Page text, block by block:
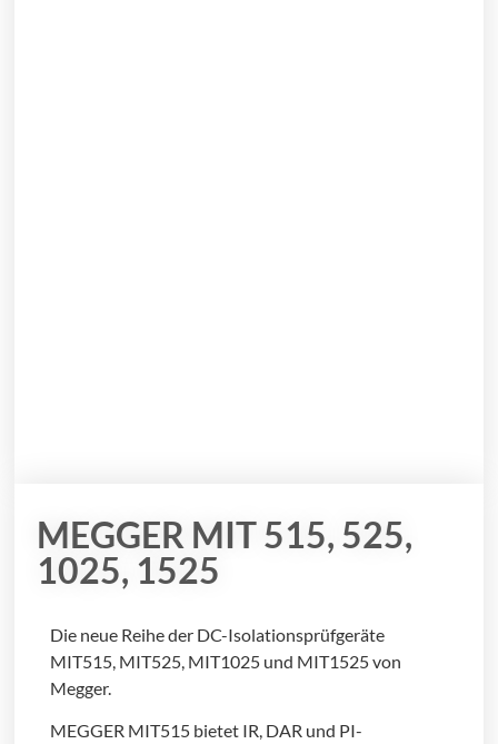
MEGGER MIT 515, 525,
1025, 1525
Die neue Reihe der DC-Isolationsprüfgeräte
MIT515, MIT525, MIT1025 und MIT1525 von
Megger.
MEGGER MIT515 bietet IR, DAR und PI-